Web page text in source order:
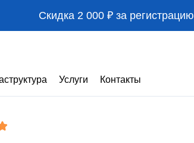
Скидка 2 000 ₽ за регистрацию
Услуги Контакты